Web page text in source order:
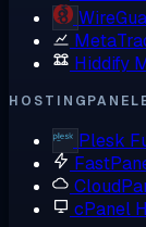
Hiddify
Plesk
cPanel